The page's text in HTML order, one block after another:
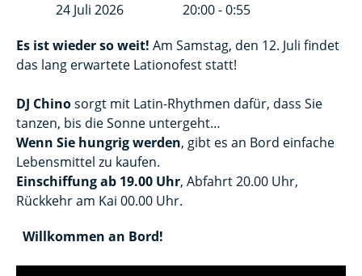
24 Juli 2026
20:00 - 0:55
Es ist wieder so weit! Am Samstag, den 12. Juli findet
das lang erwartete Lationofest statt!
DJ Chinosorgt mit Latin-Rhythmen dafür, dass Sie
tanzen, bis die Sonne untergeht…
Wenn Sie hungrig werden, gibt es an Bord einfache
Lebensmittel zu kaufen.
Einschiffung ab 19.00 Uhr, Abfahrt 20.00 Uhr,
Rückkehr am Kai 00.00 Uhr.
Willkommen an Bord!